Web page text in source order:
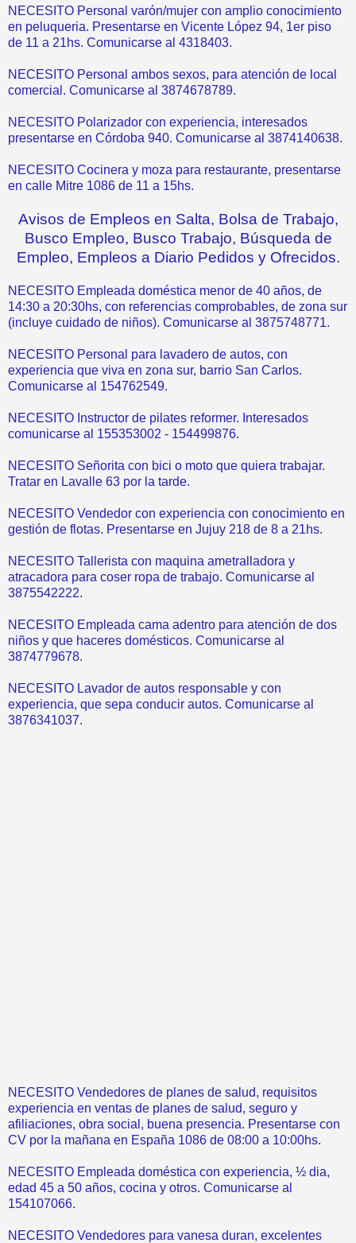
NECESITO Personal varón/mujer con amplio conocimiento
en peluqueria. Presentarse en Vicente López 94, 1er piso
de 11 a 21hs. Comunicarse al 4318403.
NECESITO Personal ambos sexos, para atención de local
comercial. Comunicarse al 3874678789.
NECESITO Polarizador con experiencia, interesados
presentarse en Córdoba 940. Comunicarse al 3874140638.
NECESITO Cocinera y moza para restaurante, presentarse
en calle Mitre 1086 de 11 a 15hs.
Avisos de Empleos en Salta, Bolsa de Trabajo,
Busco Empleo, Busco Trabajo, Búsqueda de
Empleo, Empleos a Diario Pedidos y Ofrecidos.
NECESITO Empleada doméstica menor de 40 años, de
14:30 a 20:30hs, con referencias comprobables, de zona sur
(incluye cuidado de niños). Comunicarse al 3875748771.
NECESITO Personal para lavadero de autos, con
experiencia que viva en zona sur, barrio San Carlos.
Comunicarse al 154762549.
NECESITO Instructor de pilates reformer. Interesados
comunicarse al 155353002 - 154499876.
NECESITO Señorita con bici o moto que quiera trabajar.
Tratar en Lavalle 63 por la tarde.
NECESITO Vendedor con experiencia con conocimiento en
gestión de flotas. Presentarse en Jujuy 218 de 8 a 21hs.
NECESITO Tallerista con maquina ametralladora y
atracadora para coser ropa de trabajo. Comunicarse al
3875542222.
NECESITO Empleada cama adentro para atención de dos
niños y que haceres domésticos. Comunicarse al
3874779678.
NECESITO Lavador de autos responsable y con
experiencia, que sepa conducir autos. Comunicarse al
3876341037.
NECESITO Vendedores de planes de salud, requisitos
experiencia en ventas de planes de salud, seguro y
afiliaciones, obra social, buena presencia. Presentarse con
CV por la mañana en España 1086 de 08:00 a 10:00hs.
NECESITO Empleada doméstica con experiencia, ½ dia,
edad 45 a 50 años, cocina y otros. Comunicarse al
154107066.
NECESITO Vendedores para vanesa duran, excelentes